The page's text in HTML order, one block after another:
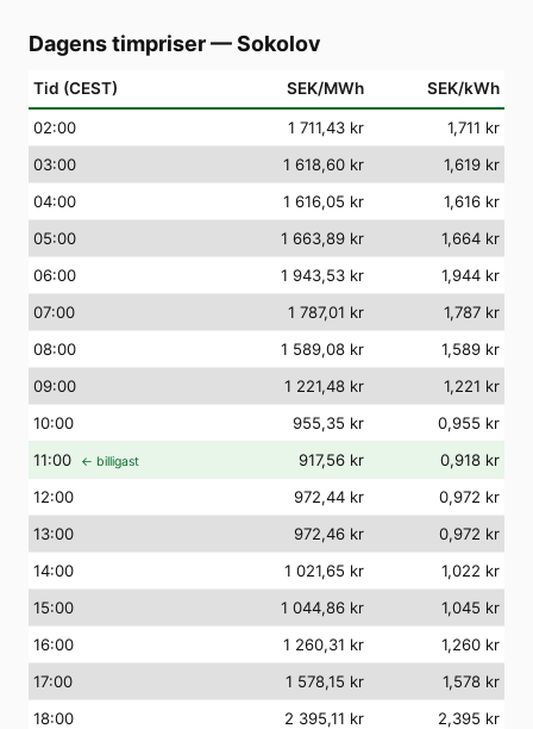
Dagens timpriser—Sokolov
Tid (CEST) SEK/MWh SEK/kWh
02:00 1 711,43 kr
1,711 kr
03:00 1 618,60 kr
1,619 kr
04:00 1 616,05 kr
1,616 kr
05:00 1 663,89 kr
1,664 kr
06:00 1 943,53 kr
1,944 kr
07:00 1 787,01 kr
1,787 kr
08:00 1 589,08 kr
1,589 kr
09:00 1 221,48 kr
1,221 kr
10:00 955,35 kr
0,955 kr
11:00 ← billigast 917,56 kr
0,918 kr
12:00 972,44 kr
0,972 kr
13:00 972,46 kr
0,972 kr
14:00 1 021,65 kr
1,022 kr
15:00 1 044,86 kr
1,045 kr
16:00 1 260,31 kr
1,260 kr
17:00 1 578,15 kr
1,578 kr
18:00 2 395,11 kr
2,395 kr